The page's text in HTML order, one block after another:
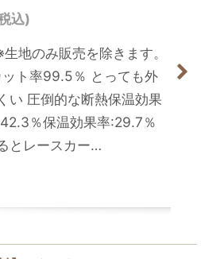
込)
地のみ販売を除きます。
ト率99.5％ とっても外
い 圧倒的な断熱保温効果
％保温効果率:29.7％
とレースカー…